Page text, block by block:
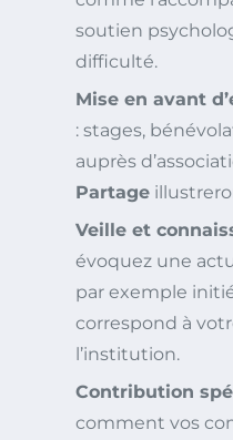
soutien
difficulté.
Mise en avant
: stages,
auprès
Partage
Veille et
évoquez une
par exemple
correspond à
l’institution.
Contribution
comment vos